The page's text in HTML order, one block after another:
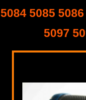
5084 5085 5086
5097